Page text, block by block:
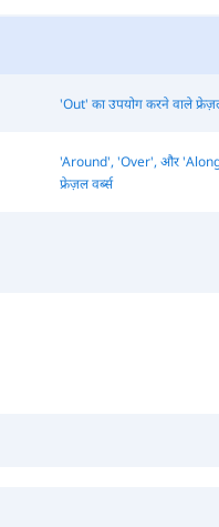
'Out' का उपयोग करने वाले
'Around', 'Over', और
फ्रेज़ल वर्ब्स